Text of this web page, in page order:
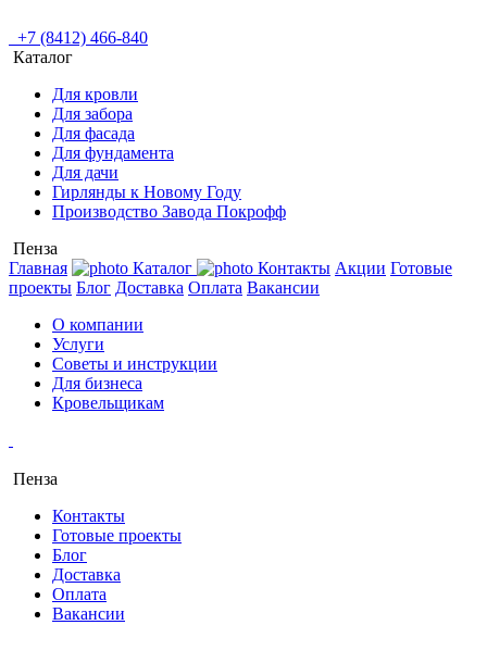
+7 (8412) 466-840
Каталог
Для кровли
Для забора
Для фасада
Для фундамента
Для дачи
Гирлянды к Новому Году
Производство Завода Покрофф
Пенза
Главная
Каталог Контакты Акции Готовые
проекты Блог Доставка Оплата Вакансии
О компании
Услуги
Советы и инструкции
Для бизнеса
Кровельщикам
Пенза
Контакты
Готовые проекты
Блог
Доставка
Оплата
Вакансии